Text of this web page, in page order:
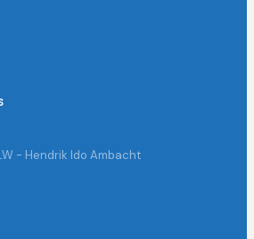
- Hendrik Ido Ambacht